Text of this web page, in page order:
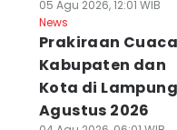
05 Agu 2026, 12:01 WIB
News
Prakiraan Cuaca
Kabupaten dan
Kota di
Agustus 2026